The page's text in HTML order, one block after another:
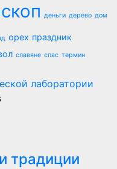
деньги дерево дом
орех праздник
славяне спас термин
лаборатории
традиции